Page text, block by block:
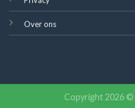
Over ons
Copyright 2026 ©